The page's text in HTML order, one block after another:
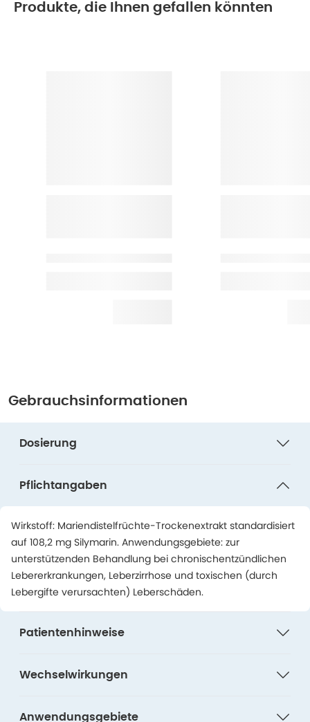
Produkte, die Ihnen gefallen könnten
Gebrauchsinformationen
Dosierung
Pflichtangaben
Wirkstoff: Mariendistelfrüchte-Trockenextrakt standardisiert
auf 108,2 mg Silymarin. Anwendungsgebiete: zur
unterstützenden Behandlung bei chronischentzündlichen
Lebererkrankungen, Leberzirrhose und toxischen (durch
Lebergifte verursachten) Leberschäden.
Patientenhinweise
Wechselwirkungen
Anwendungsgebiete